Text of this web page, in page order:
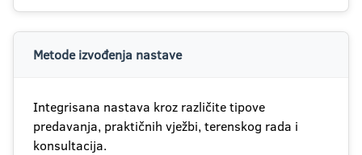
Metode izvođenja nastave
Integrisana nastava kroz različite tipove
predavanja, praktičnih vježbi, terenskog rada i
konsultacija.